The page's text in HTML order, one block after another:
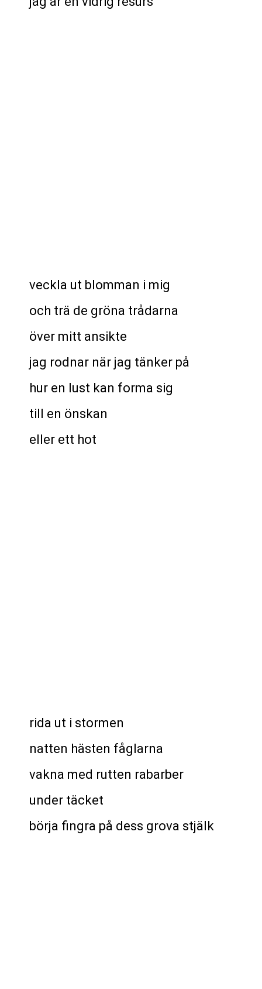
veckla ut blomman i mig
och trä de gröna trådarna
över mitt ansikte
jag rodnar när jag tänker på
hur en lust kan forma sig
till en önskan
eller ett hot
rida ut i stormen
natten hästen fåglarna
vakna med rutten rabarber
under täcket
börja fingra på dess grova stjälk